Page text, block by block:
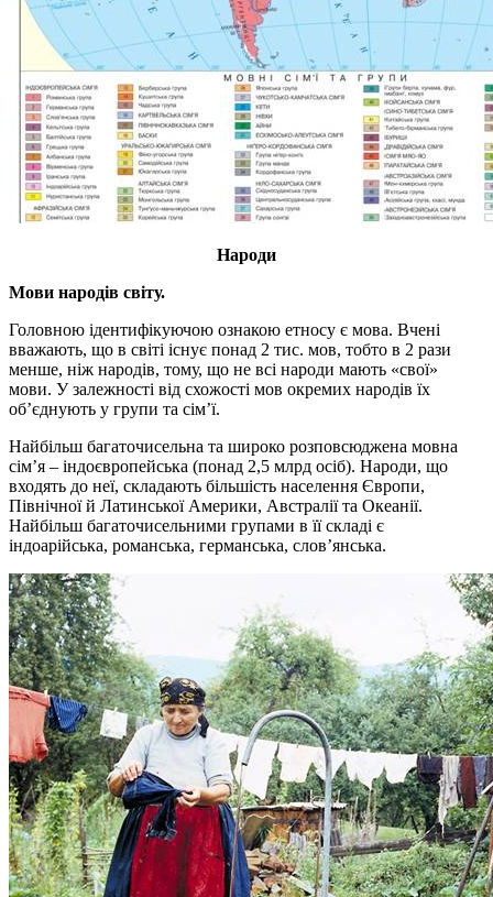
Народи
Мови народів світу.
Головною ідентифікуючою ознакою етносу є мова. Вчені
вважають, що в світі існує понад 2 тис. мов, тобто в 2 рази
менше, ніж народів, тому, що не всі народи мають «свої»
мови. У залежності від схожості мов окремих народів їх
об’єднують у групи та сім’ї.
Найбільш багаточисельна та широко розповсюджена мовна
сім’я – індоєвропейська (понад 2,5 млрд осіб). Народи, що
входять до неї, складають більшість населення Європи,
Північної й Латинської Америки, Австралії та Океанії.
Найбільш багаточисельними групами в її складі є
індоарійська, романська, германська, слов’янська.